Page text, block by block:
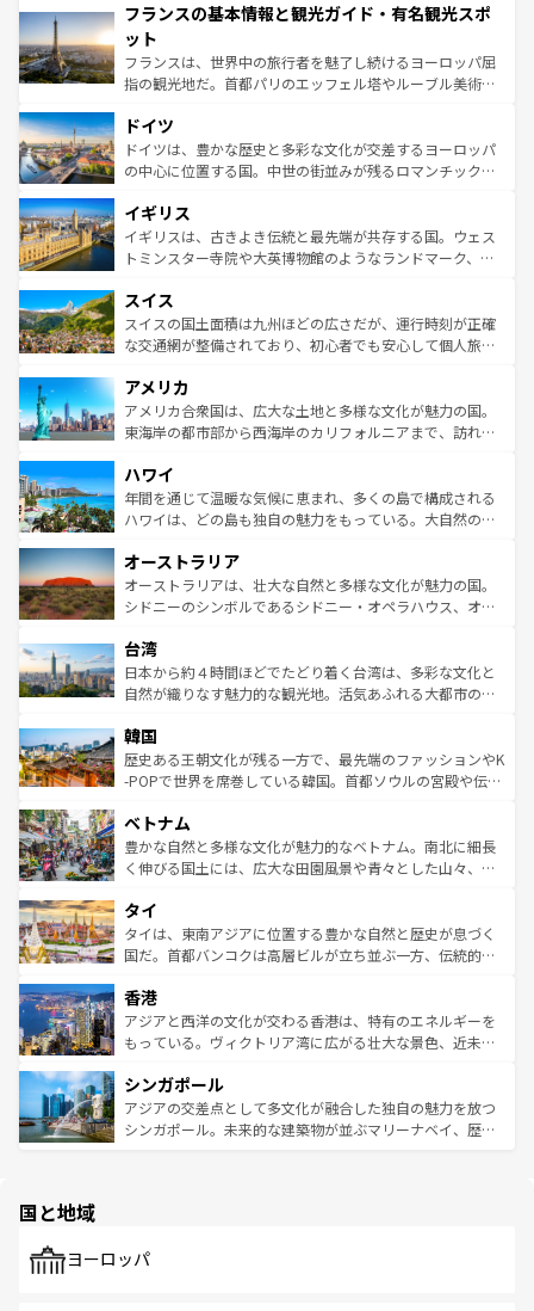
ませてくれるイタリアで、忘れられない旅をしてみよう！
なお、新着のイタリア情報は
しい。
文化が根付くこの国では、情熱的なフラメンコ、熱気あふ
れる闘牛、そして美味しいタパスが生活の一部となってい
る。首都マドリードの洗練された雰囲気や、バルセロナの
アートに溢れた街角から、地方では古代ローマ遺跡や中世
せる。地方によって風土や気候が異なるスペインはその個
性で訪れる人を魅了する。 なお、新着のスペイン情報は コ
ンテンツ一覧を参照してほしい。
フランスの基本情報と観光ガイド・有名観光スポ
ット
フランスは、世界中の旅行者を魅了し続けるヨーロッパ屈
指の観光地だ。首都パリのエッフェル塔やルーブル美術館
で、幅広い魅力が詰まっている。華麗な宮殿、歴史的な大
聖堂、美しいビーチ、そして豊かな自然が、訪れる者を心
から魅了する。また、フランスは美食の国としても知ら
いる。シャンパンの発祥地であるランス、プロヴァンスの
香り高いラベンダー畑など、多彩な楽しみ方が可能だ。さ
らに、パリ以外の地域にも魅力が溢れており、どの街角に
れる地方に足を運ぶとそれぞれで全く異なる文化を体験で
きるだろう。 なお、新着のフランス情報はコンテンツ一覧
を参照してほしい。
ドイツ
ドイツは、豊かな歴史と多彩な文化が交差するヨーロッパ
の中心に位置する国。中世の街並みが残るロマンチック街
顔を持つこの国は、どこを歩いても飽きることがない。ベ
ルリンの文化的活気、バイエルン州のアルプスの絶景、そ
してライン川沿いのワイン畑といった風景は必見。ビール
は、お酒好きな人にはぜひ体験してほしい。 なお、新着の
ドイツ情報はコンテンツ一覧を参照してほしい。
イギリス
イギリスは、古きよき伝統と最先端が共存する国。ウェス
トミンスター寺院や大英博物館のようなランドマーク、歴
リアごとに異なる魅力がある。また、優雅なアフタヌーン
ティー、ビール好きにはたまらない英国パブ、サッカー観
戦など、本場だからこそできる体験も豊富。イギリスを旅
ンツ一覧を参照してほしい。
スイス
スイスの国土面積は九州ほどの広さだが、運行時刻が正確
な交通網が整備されており、初心者でも安心して個人旅行
の建物がそのまま残る町や、スイスならではのユニークな
博物館もあり、アルプス観光だけでなく町歩きも満喫する
ことができる。国民の所得が高いため物価も高いが、旅行
ば市内交通費無料で観光を楽しむこともできる。 なお、新
着のスイス情報はコンテンツ一覧 を参照してほしい。
アメリカ
アメリカ合衆国は、広大な土地と多様な文化が魅力の国。
東海岸の都市部から西海岸のカリフォルニアまで、訪れる
のような巨大都市は、観光、ショッピング、エンターテイ
ンメントが詰まった刺激的なスポットだ。一方、アメリカ
西部には大自然が広がり、グランドキャニオンやイエロー
部のニューオーリンズでは、音楽と美食が融合した独特の
文化が魅力。旅行者はアメリカの各地域で異なる魅力を楽
しみながら、その多様性と豊かな歴史を感じることができ
ならではの贅沢な旅のスタイルだ。 なお、新着のアメリカ
情報はコンテンツ一覧を参照してほしい。
ハワイ
年間を通じて温暖な気候に恵まれ、多くの島で構成される
ハワイは、どの島も独自の魅力をもっている。大自然の神
ワイ島は見逃せない。また、定番の観光地といえばオアフ
島だが、静かな自然を求めるならマウイ島やカウアイ島が
おすすめ。エメラルドグリーンに輝く海をはじめ、豊かな
れるおもてなしの心で訪れる人々を迎えてくれるハワイの
人々、おいしいローカルフードやハワイアンミュージッ
ク、伝統的なフラダンスなど、すべてがハワイの魅力を彩
ワイを、存分に味わってほしい。 なお、新着のハワイ情報
はコンテンツ一覧を参照してほしい。
オーストラリア
オーストラリアは、壮大な自然と多様な文化が魅力の国。
シドニーのシンボルであるシドニー・オペラハウス、オー
リアリーフや大陸中央部にそびえるウルル（エアーズロッ
ク）、タスマニアの美しい原生林やケアンズの熱帯雨林な
ど、見どころがたくさん。また、カフェやワイン、オージ
いる。アクティビティも充実しており、サーフィンやダイ
ビング、ハイキングなど、アウトドア好きにはたまらな
い。オーストラリアの多彩な魅力を存分に味わいつくそ
参照してほしい。
台湾
日本から約４時間ほどでたどり着く台湾は、多彩な文化と
自然が織りなす魅力的な観光地。活気あふれる大都市の台
ン）、静ひつな山岳地帯である台湾東部など、都市の喧騒
と山間の静けさが共存しており、訪れる人に新しい発見と
驚きをもたらしてくれる。また、奥深い台湾の食文化も魅
容にもいいと評判のスイーツなど、バラエティ豊かな料理
が味わえる。 なお、新着の台湾情報は コンテンツ一覧を参
照してほしい。
韓国
歴史ある王朝文化が残る一方で、最先端のファッションやK
-POPで世界を席巻している韓国。首都ソウルの宮殿や伝統
き、地方に足を延ばせば四季折々の自然美を楽しむことが
できる。そして、キムチや焼肉、絶品のストリートフード
まで、さまざまな韓国料理が待っている。夜には、韓国な
リティに包まれながら、韓国の多彩な魅力を心ゆくまで味
わってみてほしい。 なお、新着の韓国情報はコンテンツ一
覧を参照してほしい。
ベトナム
豊かな自然と多様な文化が魅力的なベトナム。南北に細長
く伸びる国土には、広大な田園風景や青々とした山々、世
急速な発展と共に伝統が息づく。ハノイの古い町並みやホ
ーチミン市のフランス統治時代の建物も、独特の雰囲気を
醸し出している。また、バラエティの豊かさとおいしさで
とつ。フォーやバインミー、ベトナムコーヒーなどは、ぜ
ひ現地で味わいたい。どの地域を訪れてもあたたかい人々
が旅行者を迎えてくれるので、きっと忘れられない旅にな
参照してほしい。
タイ
タイは、東南アジアに位置する豊かな自然と歴史が息づく
国だ。首都バンコクは高層ビルが立ち並ぶ一方、伝統的な
の活気が交差している。北部ではチェンマイなどの山岳地
帯で自然と触れ合い、南部ではプーケットやクラビの美し
いビーチでリゾート気分を楽しむことができる。タイ料理
激する。気候は一年中温暖で、どの季節にも異なる楽しみ
が待っている。親しみやすいタイの人々、仏教を中心とし
た文化、そして多様な観光資源が、訪れる旅人を魅了し続
香港
アジアと西洋の文化が交わる香港は、特有のエネルギーを
もっている。ヴィクトリア湾に広がる壮大な景色、近未来
み、どこを訪れても感動するはず。観光スポットが密集し
ており、効率よく見どころを回れるのも魅力。息をのむよ
うな絶景から文化的な体験まで、香港を存分に楽しみ尽く
シンガポール
アジアの交差点として多文化が融合した独自の魅力を放つ
シンガポール。未来的な建築物が並ぶマリーナベイ、歴史
で、ホーカーズは地元の風情を楽しめる外せないスポット
国と地域
ヨーロッパ